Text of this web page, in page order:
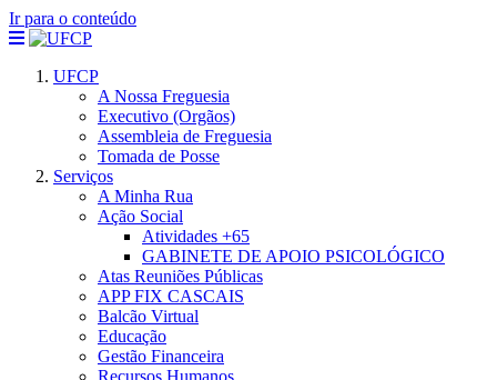
Ir para o conteúdo
UFCP
A Nossa Freguesia
Executivo (Orgãos)
Assembleia de Freguesia
Tomada de Posse
Serviços
A Minha Rua
Ação Social
Atividades +65
GABINETE DE APOIO PSICOLÓGICO
Atas Reuniões Públicas
APP FIX CASCAIS
Balcão Virtual
Educação
Gestão Financeira
Recursos Humanos